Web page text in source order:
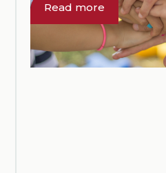
Ecco tutte le
tesseramento
Read more